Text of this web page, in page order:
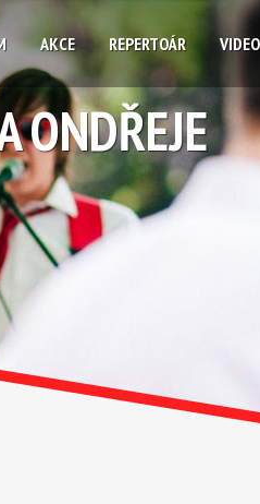
AKCE REPERTOÁR VIDEO
ONDŘEJE